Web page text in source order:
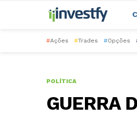
#Ações #Trades #Opções
POLÍTICA
GUERRA